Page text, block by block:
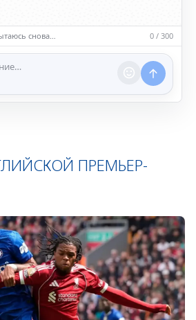
вправе удалять
доступ к чату при
снова… 0 / 300
ПРЕМЬЕР-